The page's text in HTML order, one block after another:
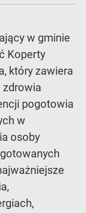
w gminie
Koperty
który zawiera
zdrowia
pogotowia
w
osoby